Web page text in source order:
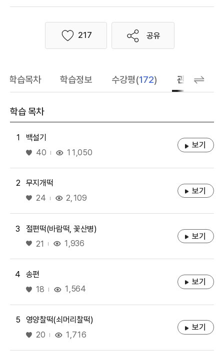
좋아요
217 공유
학습목차 학습정보 수강평(172) 관련 추천 학
학습 목차
1
백설기
좋아요
40 11,050
보기
2
무지개떡
좋아요
24 2,109
보기
3
절편떡(바람떡, 꽃산병)
좋아요
21 1,936
보기
4
송편
좋아요
18 1,564
보기
5
영양찰떡(쇠머리찰떡)
좋아요
20 1,716
보기